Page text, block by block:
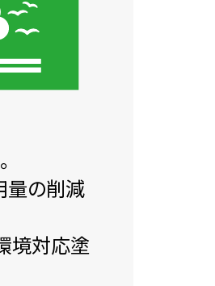
量の削減
境対応塗